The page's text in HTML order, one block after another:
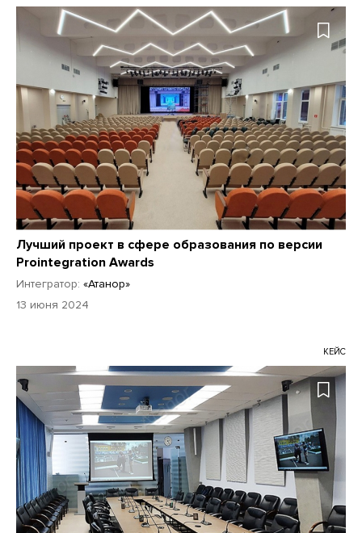
Лучший проект в сфере образования по версии
Prointegration Awards
Интегратор: «Атанор»
13 июня 2024
КЕЙС